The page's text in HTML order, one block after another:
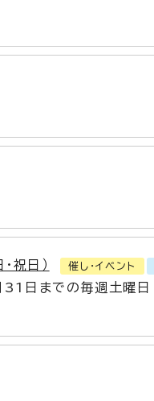
祝日） 催し・イベント
日までの毎週土曜日